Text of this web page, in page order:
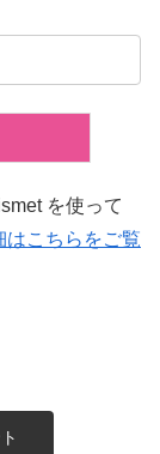
を使って
はこちらをご覧